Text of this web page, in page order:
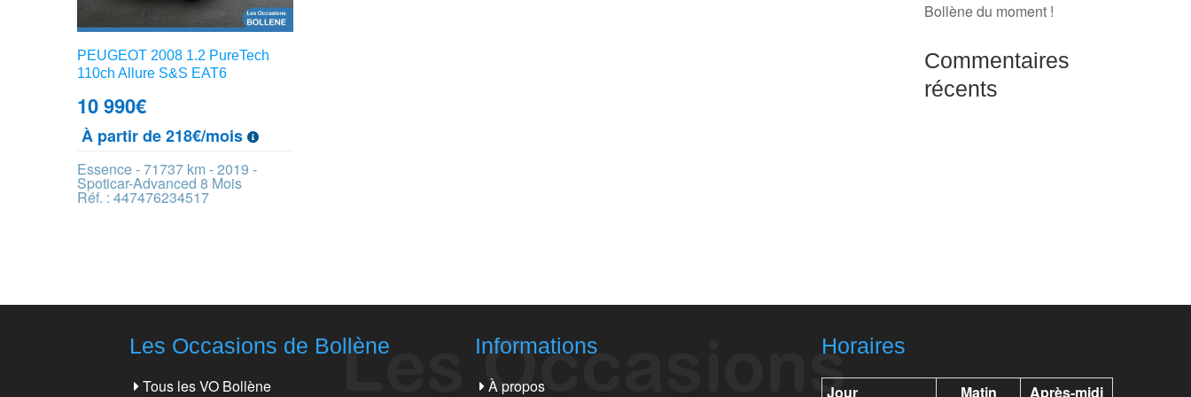
PEUGEOT 2008 1.2 PureTech
110ch Allure S&S EAT6
10 990€
À partir de 218€/mois
Essence - 71737 km - 2019 -
Spoticar-Advanced 8 Mois
Réf. : 447476234517
Bollène du moment !
Commentaires
récents
Les Occasions de Bollène
Tous les VO Bollène
Informations
À propos
Horaires
Jour Matin Après-midi